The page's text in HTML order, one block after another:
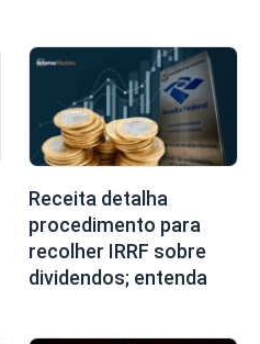
Receita detalha
procedimento para
recolher IRRF sobre
dividendos; entenda